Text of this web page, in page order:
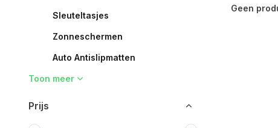
Sleuteltasjes
Zonneschermen
Auto Antislipmatten
Toon meer
Prijs
Geen